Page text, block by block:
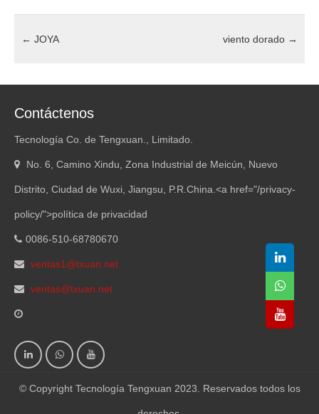
← JOYA viento dorado →
Contáctenos
Tecnología Co. de Tengxuan., Limitado.
No. 6, Camino Xindu, Zona Industrial de Meicún, Nuevo
Distrito, Ciudad de Wuxi, Jiangsu, P.R.China.<a href="/privacy-
policy/">política de privacidad
0086-510-68780670
ventas1@txuan.net
ventas@txuan.net
© Copyright Tecnología Tengxuan 2023. Reservados todos los